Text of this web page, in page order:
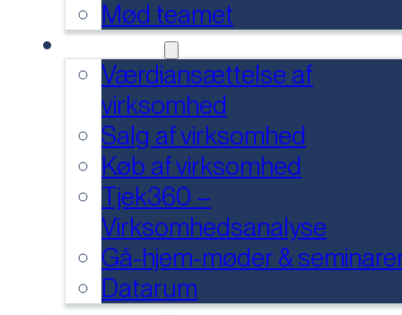
Mød teamet
Værdiansættelse af
virksomhed
Salg af virksomhed
Køb af virksomhed
Tjek360 –
Virksomhedsanalyse
Gå-hjem-møder &
Datarum